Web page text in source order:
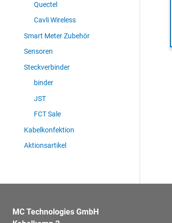
Quectel
Cavli Wireless
Smart Meter Zubehör
Sensoren
Steckverbinder
binder
JST
FCT Sale
Kabelkonfektion
Aktionsartikel
MC Technologies GmbH